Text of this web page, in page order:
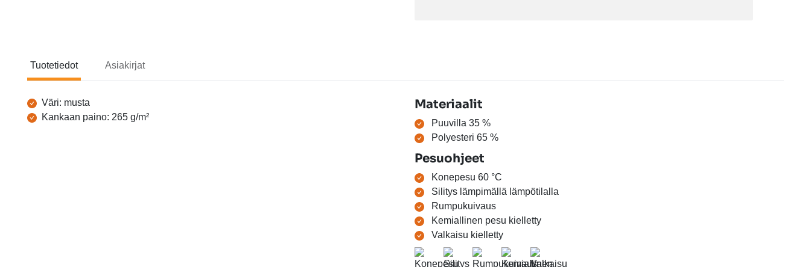
Tuotetiedot Asiakirjat
Tuotetiedot
Väri: musta
Kankaan paino: 265 g/m²
Materiaalit
Puuvilla 35 %
Polyesteri 65 %
Pesuohjeet
Konepesu 60 °C
Silitys lämpimällä lämpötilalla
Rumpukuivaus
Kemiallinen pesu kielletty
Valkaisu kielletty